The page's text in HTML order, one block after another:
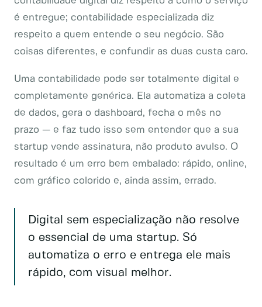
é entregue; contabilidade especializada diz
respeito a quem entende o seu negócio. São
coisas diferentes, e confundir as duas custa caro.
Uma contabilidade pode ser totalmente digital e
completamente genérica. Ela automatiza a coleta
de dados, gera o dashboard, fecha o mês no
prazo — e faz tudo isso sem entender que a sua
startup vende assinatura, não produto avulso. O
resultado é um erro bem embalado: rápido, online,
com gráfico colorido e, ainda assim, errado.
Digital sem especialização não resolve
o essencial de uma startup. Só
automatiza o erro e entrega ele mais
rápido, com visual melhor.